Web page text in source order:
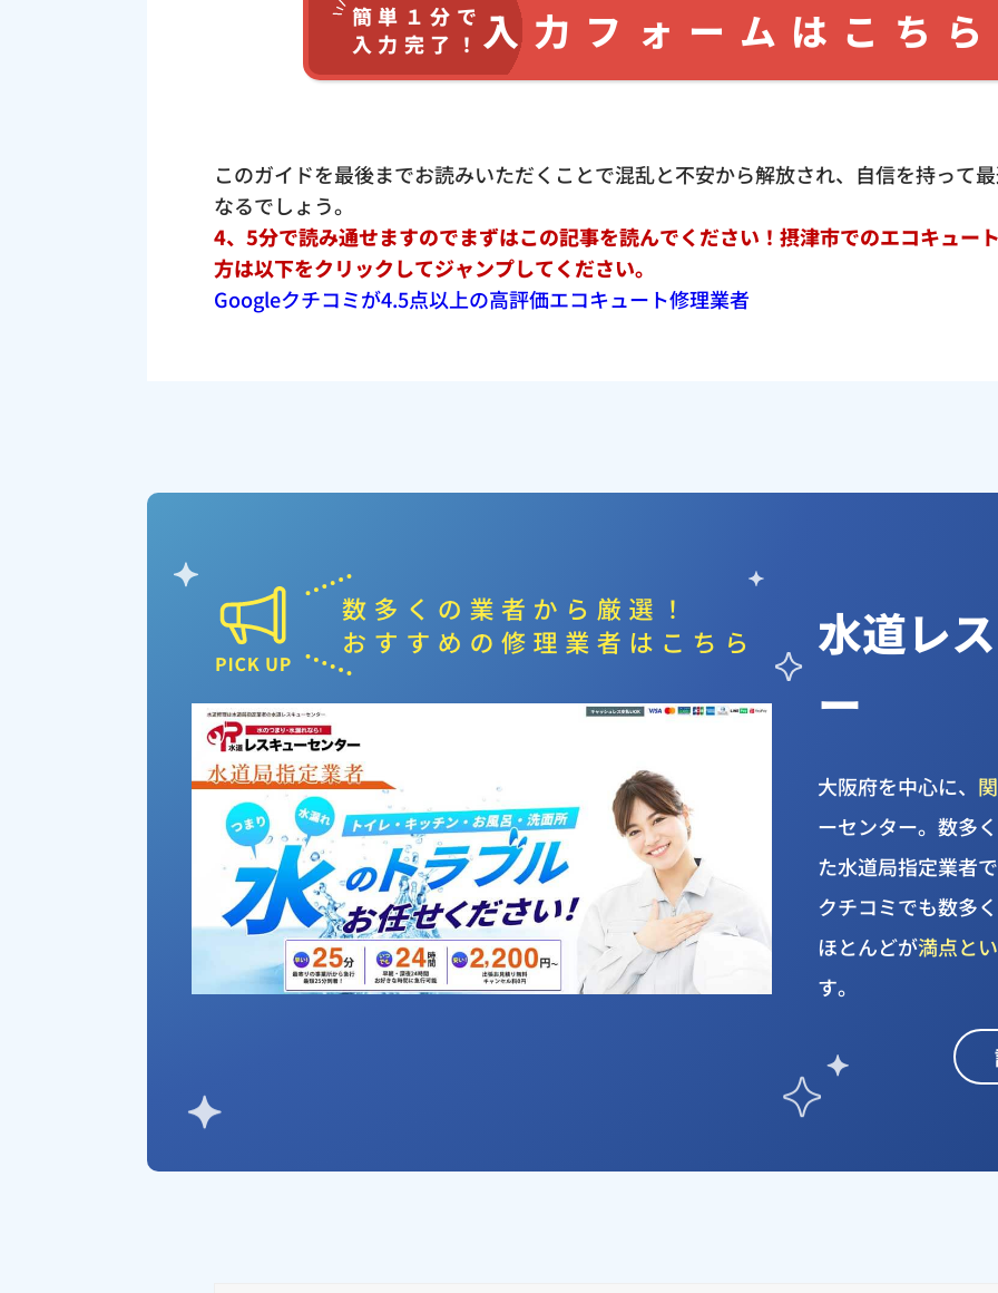
簡単１分で
入力完了！ 入力フォームはこちら
このガイドを最後までお読みいただくことで混乱と不安から解放され、自信を持って
なるでしょう。
4、5分で読み通せますのでまずはこの記事を読んでください！摂津市でのエコキュー
方は以下をクリックしてジャンプしてください。
Googleクチコミが4.5点以上の高評価エコキュート修理業者
ピックアップ業者
水道レ
ー
大阪府を中心に、
ーセンター。数多
た水道局指定業者
クチコミでも数多
ほとんどが満点と
す。